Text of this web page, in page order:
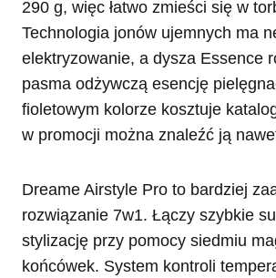
290 g, więc łatwo zmieści się w
Technologia jonów ujemnych ma
elektryzowanie, a dysza Essence
pasma odżywczą esencję
fioletowym kolorze kosztuje
w promocji można znaleźć ją
Dreame Airstyle Pro to bardziej
rozwiązanie 7w1. Łączy szybkie
stylizację przy pomocy siedmiu
końcówek. System kontroli